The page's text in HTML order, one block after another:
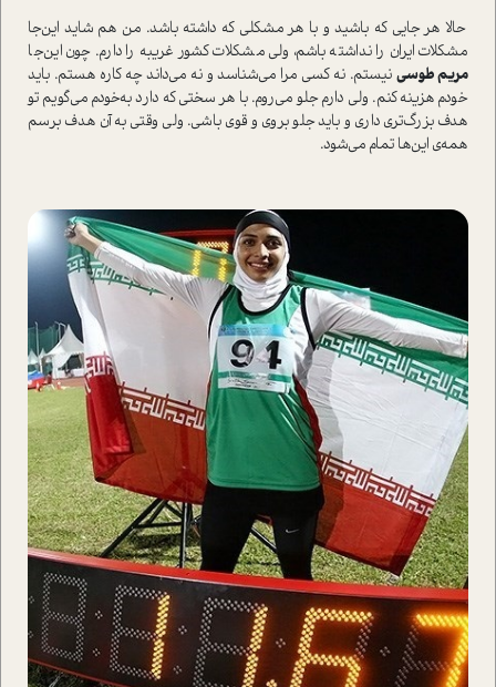
حالا هر جایی که باشید و با هر مشکلی که داشته باشد. من هم شاید این‌جا
مشکلات ایران را نداشته باشم، ولی مشکلات کشور غریبه را دارم. چون این‌جا
مریم طوسینیستم. نه کسی مرا می‌شناسد و نه می‌داند چه کاره هستم. باید
خودم هزینه کنم. ولی دارم جلو می‌روم. با هر سختی که دارد به‌خودم می‌گویم تو
هدف بزرگ‌تری داری و باید جلو بروی و قوی باشی. ولی وقتی به آن هدف برسم
همه‌ی این‌ها تمام می‌شود.